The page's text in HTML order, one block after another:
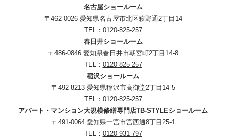
名古屋ショールーム
〒462-0026 愛知県名古屋市北区萩野通2丁目14
TEL： 0120-825-257
春日井ショールーム
〒486-0846 愛知県春日井市朝宮町2丁目14-8
TEL： 0120-825-257
稲沢ショールーム
〒492-8213 愛知県稲沢市高御堂2丁目14-5
TEL： 0120-825-257
アパート・マンション大規模修繕専門店TB-STYLEショールーム
〒491-0064 愛知県一宮市宮西通8丁目25-1
TEL： 0120-931-797